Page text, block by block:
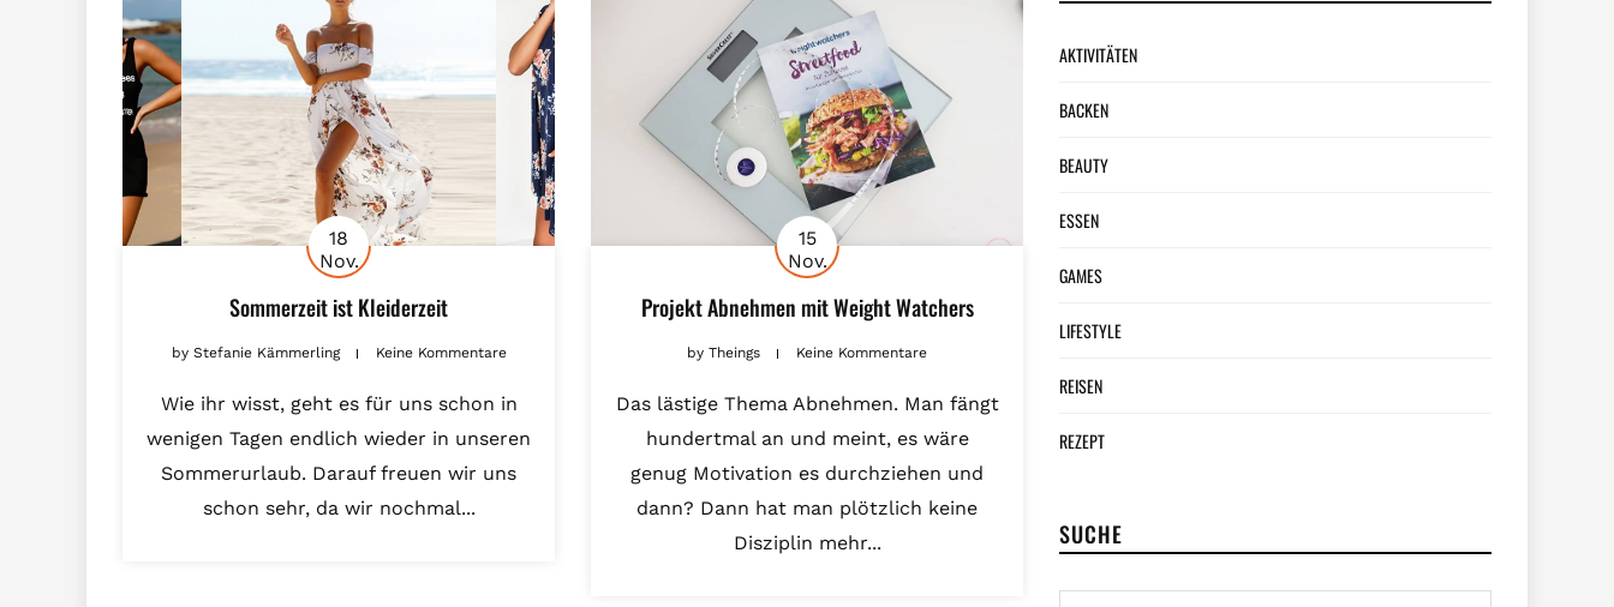
18
Nov.
Sommerzeit ist Kleiderzeit
byStefanie Kämmerling Keine Kommentare
Wie ihr wisst, geht es für uns schon in
wenigen Tagen endlich wieder in unseren
Sommerurlaub. Darauf freuen wir uns
schon sehr, da wir nochmal...
15
Nov.
Projekt Abnehmen mit Weight Watchers
by Theings Keine Kommentare
Das lästige Thema Abnehmen. Man fängt
hundertmal an und meint, es wäre
genug Motivation es durchziehen und
dann? Dann hat man plötzlich keine
Disziplin mehr...
AKTIVITÄTEN
BACKEN
BEAUTY
ESSEN
GAMES
LIFESTYLE
REISEN
REZEPT
SUCHE